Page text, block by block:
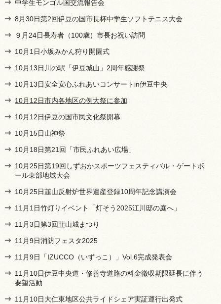
中学生モンゴル国交流報告会
8月30日第2回伊豆の国市長杯中学生ソフトテニス大会
９月24日長寿者（100歳）市長お祝い訪問
10月1日小坂みかん狩り開園式
10月13日川の駅「伊豆城山」2周年感謝祭
10月13日安全安心ふれあいコンサートin伊豆中央
10月12日市内各地区の例大祭に参加
10月12日伊豆の国市民文化祭開幕
10月15日山神祭
10月18日第21回「市民ふれあい広場」
10月25日第19回しずおかスポーツフェスティバル・ゲートボ
ール東部地域大会
10月25日韮山反射炉世界遺産登録10周年記念講演会
11月1日竹灯りイベント「灯そう2025江川邸の庭へ」
11月3日第3回韮山城まつり
11月9日消防フェスタ2025
11月9日「IZUCCO（いずっこ）」Vol.6完成発表会
11月10日伊豆中央道・修善寺道路の料金徴収期限延長に伴う
要望活動
11月10日大仁東地区公共ライドシェア実証運行出発式